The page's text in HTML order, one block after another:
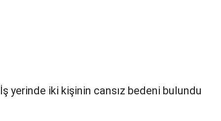
İş yerinde iki kişinin cansız bedeni bulundu